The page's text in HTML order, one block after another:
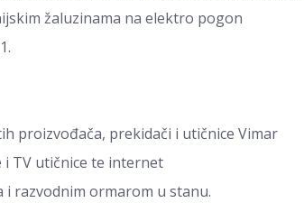
žaluzinama na elektro pogon
proizvođača, prekidači i utičnice Vimar
i TV utičnice te internet
razvodnim ormarom u stanu.